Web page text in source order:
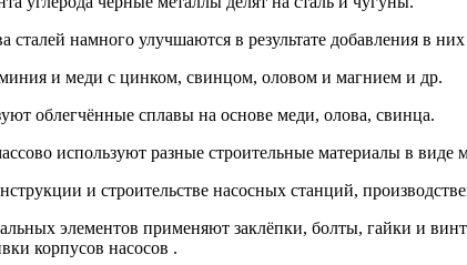
сталей намного улучшаются в результате добавления в
и меди с цинком, свинцом, оловом и магнием и др.
облегчённые сплавы на основе меди, олова, свинца.
используют разные строительные материалы в виде
и строительстве насосных станций,
элементов применяют заклёпки, болты, гайки и
корпусов насосов .